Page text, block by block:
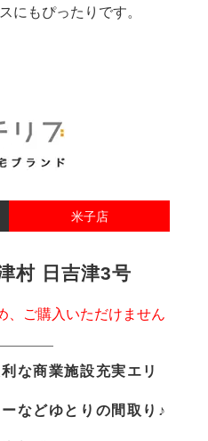
にもぴったりです。
米子店
村 日吉津3号
、ご購入いただけません
な商業施設充実エリ
などゆとりの間取り♪